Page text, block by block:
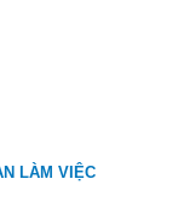
LÀM VIỆC